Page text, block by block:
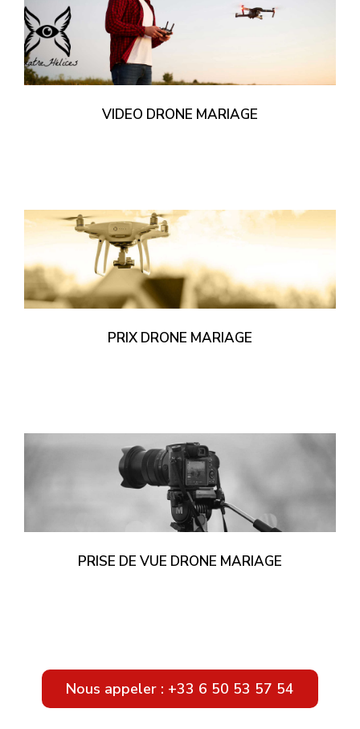
VIDEO DRONE MARIAGE
PRIX DRONE MARIAGE
PRISE DE VUE DRONE MARIAGE
Nous appeler : +33 6 50 53 57 54